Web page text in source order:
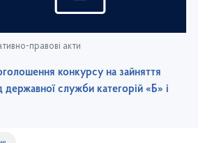
правові акти
конкурсу на зайняття
служби категорій «Б» і